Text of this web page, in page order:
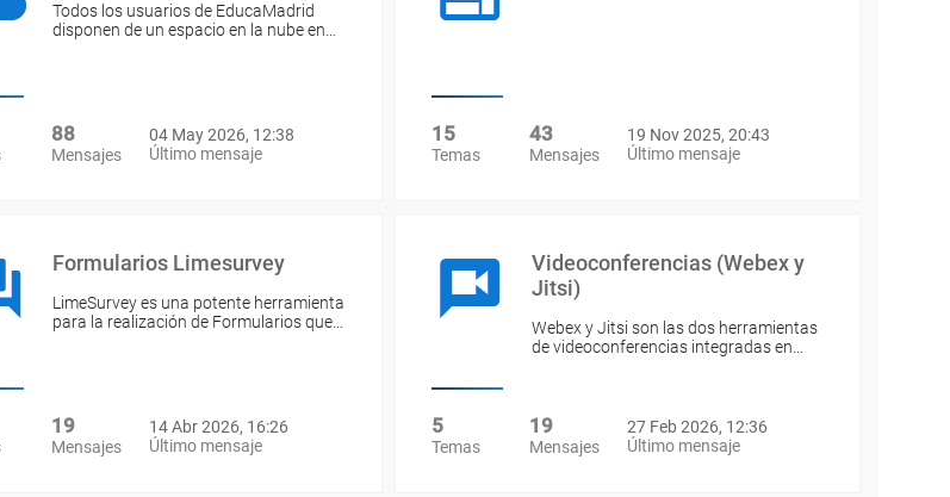
Todos los usuarios de EducaMadrid
disponen de un espacio en la nube en…
88
Mensajes
04 May 2026, 12:38
Último mensaje
15
Temas
43
Mensajes
19 Nov 2025, 20:43
Último mensaje
Formularios Limesurvey
LimeSurvey es una potente herramienta
para la realización de Formularios que…
19
Mensajes
14 Abr 2026, 16:26
Último mensaje
Videoconferencias (Webex y
Jitsi)
Webex y Jitsi son las dos herramientas
de videoconferencias integradas en…
5
Temas
19
Mensajes
27 Feb 2026, 12:36
Último mensaje